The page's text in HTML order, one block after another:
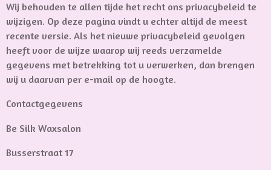
Wij behouden te allen tijde het recht ons privacybeleid te
wijzigen. Op deze pagina vindt u echter altijd de meest
recente versie. Als het nieuwe privacybeleid gevolgen
heeft voor de wijze waarop wij reeds verzamelde
gegevens met betrekking tot u verwerken, dan brengen
wij u daarvan per e-mail op de hoogte.
Contactgegevens
Be Silk Waxsalon
Busserstraat 17